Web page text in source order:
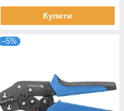
Купити
–5%